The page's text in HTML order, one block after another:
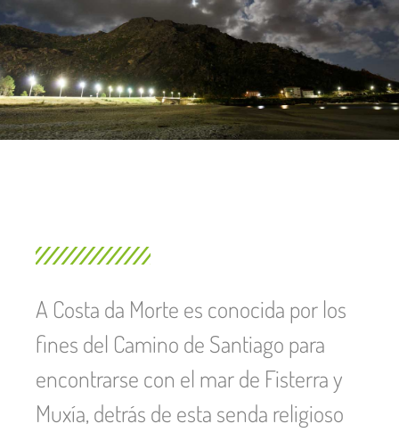
A Costa da Morte es conocida por los
fines del Camino de Santiago para
encontrarse con el mar de Fisterra y
Muxía, detrás de esta senda religioso